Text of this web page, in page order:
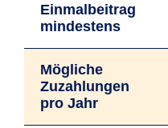
Einmalbeitrag
mindestens
Mög­liche
Zuzah­lun­gen
pro Jahr